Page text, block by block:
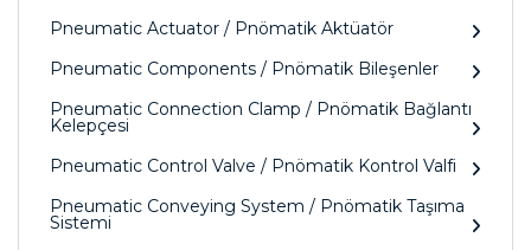
Pneumatic Actuator / Pnömatik Aktüatör
Pneumatic Components / Pnömatik Bileşenler
Pneumatic Connection Clamp / Pnömatik Bağlantı
Kelepçesi
Pneumatic Control Valve / Pnömatik Kontrol Valfi
Pneumatic Conveying System / Pnömatik Taşıma
Sistemi